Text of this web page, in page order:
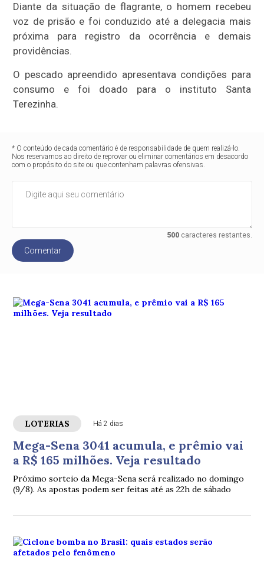
Diante da situação de flagrante, o homem recebeu
voz de prisão e foi conduzido até a delegacia mais
próxima para registro da ocorrência e demais
providências.
O pescado apreendido apresentava condições para
consumo e foi doado para o instituto Santa
Terezinha.
* O conteúdo de cada comentário é de responsabilidade de quem realizá-lo.
Nos reservamos ao direito de reprovar ou eliminar comentários em desacordo
com o propósito do site ou que contenham palavras ofensivas.
500caracteres restantes.
Comentar
LOTERIAS Há 2 dias
Mega-Sena 3041 acumula, e prêmio vai
a R$ 165 milhões. Veja resultado
Próximo sorteio da Mega-Sena será realizado no domingo
(9/8). As apostas podem ser feitas até as 22h de sábado